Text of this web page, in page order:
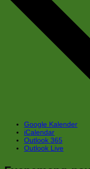
Google Kalender
iCalendar
Outlook 365
Outlook Live